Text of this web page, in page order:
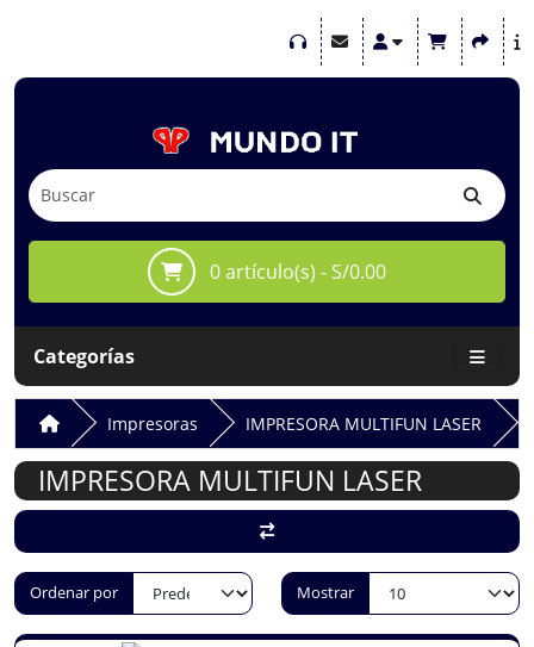
0 artículo(s) - S/0.00
Categorías
Impresoras IMPRESORA MULTIFUN LASER
IMPRESORA MULTIFUN LASER
Ordenar por Mostrar